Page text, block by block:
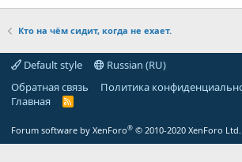
Кто на чём сидит, когда не ехает.
Default style
Russian (RU)
Обратная связь
Политика
Главная
R
Forum software by XenForo® © 2010-2020 XenForo Ltd.